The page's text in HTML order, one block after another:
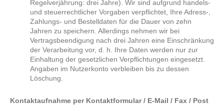
Regelverjährung: drei Jahre). Wir sind aufgrund handels-
und steuerrechtlicher Vorgaben verpflichtet, Ihre Adress-,
Zahlungs- und Bestelldaten für die Dauer von zehn
Jahren zu speichern. Allerdings nehmen wir bei
Vertragsbeendigung nach drei Jahren eine Einschränkung
der Verarbeitung vor, d. h. Ihre Daten werden nur zur
Einhaltung der gesetzlichen Verpflichtungen eingesetzt.
Angaben im Nutzerkonto verbleiben bis zu dessen
Löschung.
Kontaktaufnahme per Kontaktformular / E-Mail / Fax / Post